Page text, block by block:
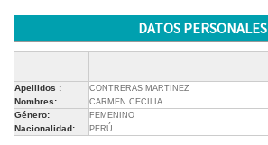
DATOS PERSONALES
Apellidos : CONTRERAS MARTINEZ
Nombres: CARMEN CECILIA
Género: FEMENINO
Nacionalidad: PERÚ